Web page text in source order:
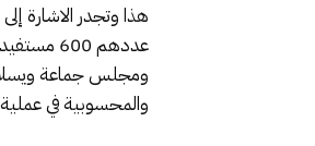
هذا وتجدر الاشارة
عددهم
ومجلس جماعة
والمحسوبية في